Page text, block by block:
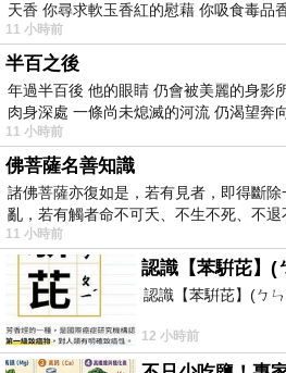
天香 你尋求軟玉香紅的慰藉 你吸食毒品
11 小時前
半百之後
年過半百後 他的眼睛 仍會被美麗的身影
肉身深處 一條尚未熄滅的河流 仍渴望奔
11 小時前
佛菩薩名善知識
諸佛菩薩亦復如是，若有見者，即得斷
亂，若有觸者命不可夭、不生不死、不
受
11 小時前
認識【苯騈芘】(
認識【苯騈芘】(ㄅㄣ
12 小時前